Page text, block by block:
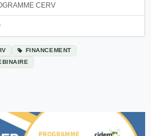
CERV
FINANCEMENT